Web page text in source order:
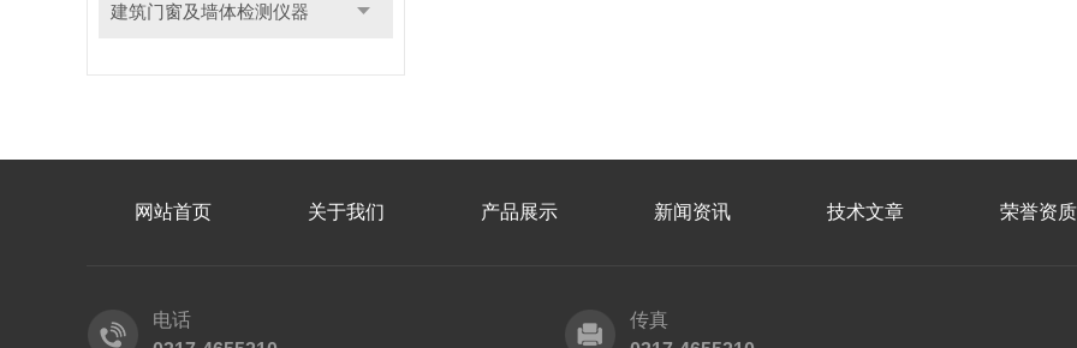
建筑门窗及墙体检测仪器
网站首页 关于我们 产品展示 新闻资讯 技术文章 荣誉资质
电话
传真